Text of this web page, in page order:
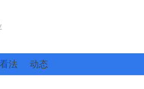
看法 动态